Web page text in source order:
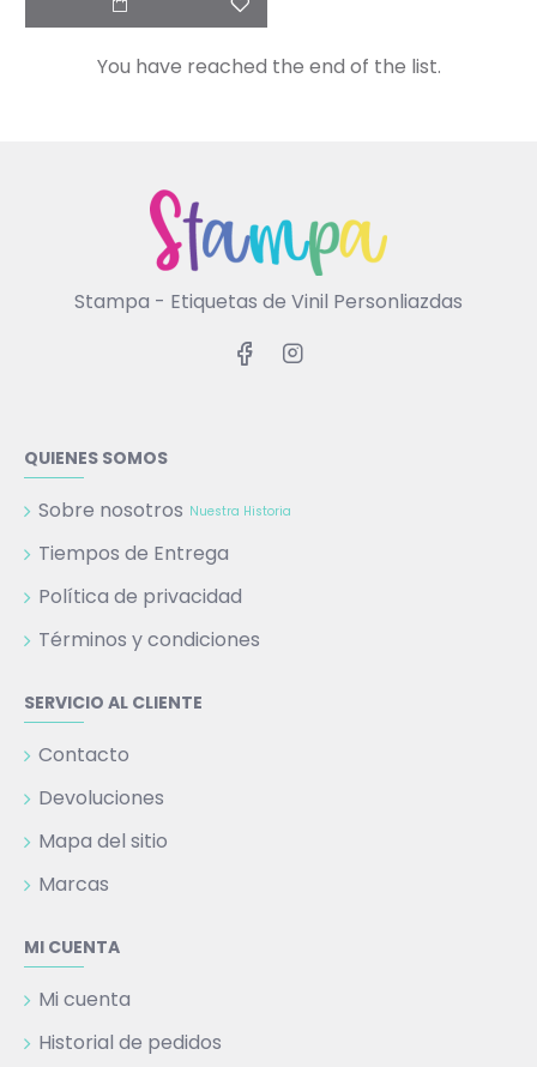
You have reached the end of the list.
Stampa - Etiquetas de Vinil Personliazdas
QUIENES SOMOS
Sobre nosotros Nuestra Historia
Tiempos de Entrega
Política de privacidad
Términos y condiciones
SERVICIO AL CLIENTE
Contacto
Devoluciones
Mapa del sitio
Marcas
MI CUENTA
Mi cuenta
Historial de pedidos